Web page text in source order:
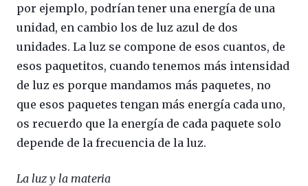
por ejemplo, podrían tener una energía de una
unidad, en cambio los de luz azul de dos
unidades. La luz se compone de esos cuantos, de
esos paquetitos, cuando tenemos más intensidad
de luz es porque mandamos más paquetes, no
que esos paquetes tengan más energía cada uno,
os recuerdo que la energía de cada paquete solo
depende de la frecuencia de la luz.
La luz y la materia